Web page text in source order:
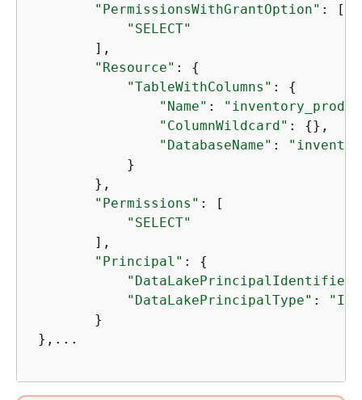
"PermissionsWithGrantOption" : [
"SELECT"
        ],
"Resource" : {
"TableWithColumns" : {
"Name" :
"ColumnWildcard" : {},
"DatabaseName" :
            }
        },
"Permissions" : [
"SELECT"
        ],
"Principal" : {
"DataLakePrincipalIdentifier"
"DataLakePrincipalType" :
        }
},...